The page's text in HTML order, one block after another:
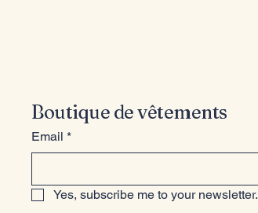
Boutique de vêtements
Email *
Yes, subscribe me to your newsletter.